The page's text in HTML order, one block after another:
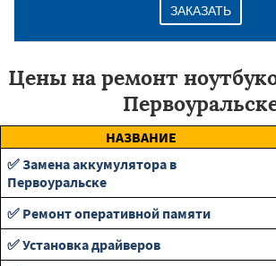
ЗАКАЗАТЬ
Цены на ремонт
НАЗВАНИЕ
✅ Замена аккумулятора в
Первоуральске
✅ Ремонт оперативной памяти
✅ Установка драйверов